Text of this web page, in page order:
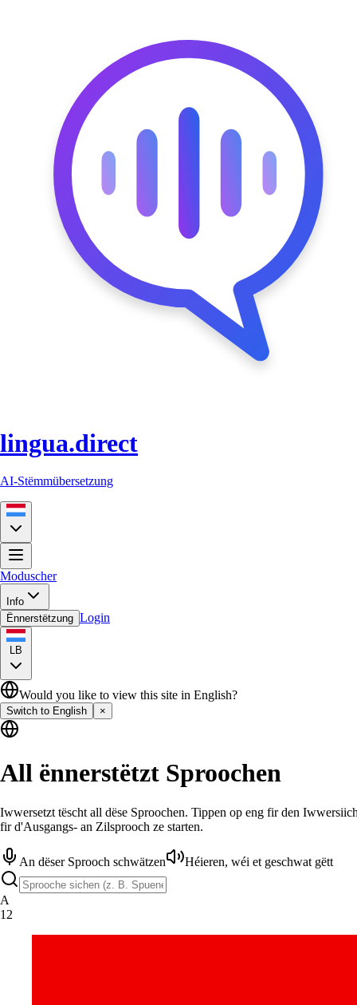
lingua.direct
AI-Stëmmübersetzung
Moduscher
Info
Ënnerstëtzung Login
LB
Would you like to view this site in English?
Switch to English ×
All ënnerstëtzt Sproochen
Iwwersetzt tëscht all dëse Sproochen. Tippen op eng fir den
fir d'Ausgangs- an Zilsprooch ze starten.
An dëser Sprooch schwätzen Héieren, wéi et geschwat gëtt
A
12